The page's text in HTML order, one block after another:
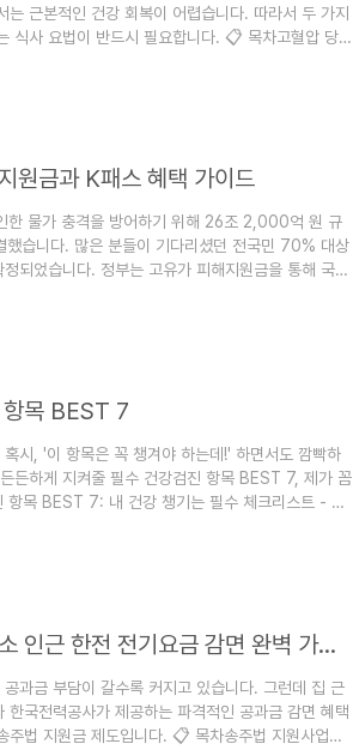
근본적인 건강 회복이 어렵습니다. 따라서 두 가지
식사 요법이 반드시 필요합니다. 📋 목차고혈압 당뇨
는 질문 (FAQ) 가장 권위 있는 대안으로 꼽히는 것
원금과 K패스 혜택 가이드
한 물가 충격을 방어하기 위해 26조 2,000억 원 규
했습니다. 많은 분들이 기다리셨던 전국민 70% 대상
되었습니다. 정부는 고유가 피해지원금을 통해 국민
?언제, 어떤 방식으로 지급이 이루어지나요?K패스
항목 BEST 7
시, '이 항목은 꼭 챙겨야 하는데!' 하면서도 깜빡하
든하게 지켜줄 필수 건강검진 항목 BEST 7, 제가 꼼
항목 BEST 7: 내 건강 챙기는 필수 체크리스트 - 박
하게 알려드릴게요!box4you.kr 💡 핵심 요약필수
송주법 지원금 2026: 송전탑 변전소 인근 한전 전기요금 감면 완벽 가이드
과금 부담이 갈수록 커지고 있습니다. 그런데 집 근
국전력공사가 제공하는 파격적인 공과금 감면 혜택
법 지원금 제도입니다. 📋 목차송주법 지원사업이